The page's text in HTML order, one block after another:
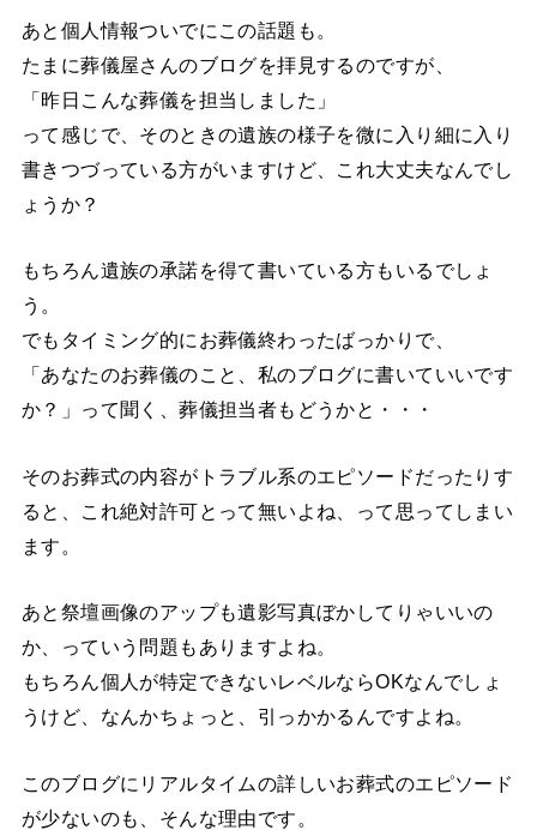
あと個人情報ついでにこの話題も。
たまに葬儀屋さんのブログを拝見するのですが、
「昨日こんな葬儀を担当しました」
って感じで、そのときの遺族の様子を微に入り細に入り
書きつづっている方がいますけど、これ大丈夫なんでし
ょうか？
もちろん遺族の承諾を得て書いている方もいるでしょ
う。
でもタイミング的にお葬儀終わったばっかりで、
「あなたのお葬儀のこと、私のブログに書いていいです
か？」って聞く、葬儀担当者もどうかと・・・
そのお葬式の内容がトラブル系のエピソードだったりす
ると、これ絶対許可とって無いよね、って思ってしまい
ます。
あと祭壇画像のアップも遺影写真ぼかしてりゃいいの
か、っていう問題もありますよね。
もちろん個人が特定できないレベルならOKなんでしょ
うけど、なんかちょっと、引っかかるんですよね。
このブログにリアルタイムの詳しいお葬式のエピソード
が少ないのも、そんな理由です。